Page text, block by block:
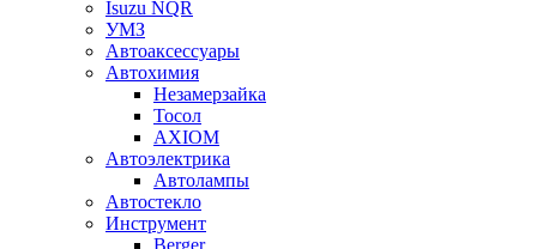
Isuzu NQR
УМЗ
Автоаксессуары
Автохимия
Незамерзайка
Тосол
AXIOM
Автоэлектрика
Автолампы
Автостекло
Инструмент
Berger